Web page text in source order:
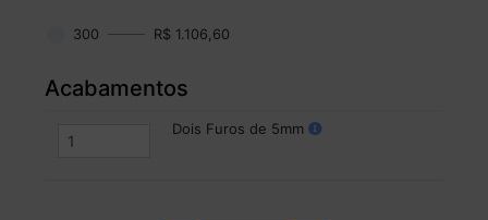
300 R$ 1.106,60
Acabamentos
Dois Furos de 5mm